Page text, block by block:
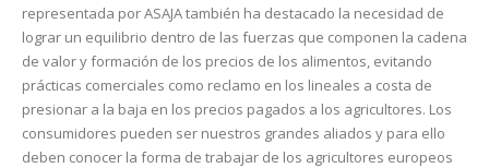
representada por ASAJA también ha destacado la necesidad de
lograr un equilibrio dentro de las fuerzas que componen la cadena
de valor y formación de los precios de los alimentos, evitando
prácticas comerciales como reclamo en los lineales a costa de
presionar a la baja en los precios pagados a los agricultores. Los
consumidores pueden ser nuestros grandes aliados y para ello
deben conocer la forma de trabajar de los agricultores europeos